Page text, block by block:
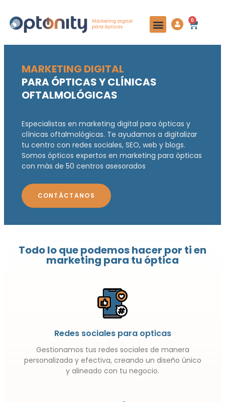
0
MARKETING DIGITAL
PARA ÓPTICAS Y CLÍNICAS
OFTALMOLÓGICAS
Especialistas en marketing digital para ópticas y
clínicas oftalmológicas. Te ayudamos a digitalizar
tu centro con redes sociales, SEO, web y blogs.
Somos ópticos expertos en marketing para ópticas
con más de 50 centros asesorados
CONTÁCTANOS
Todo lo que podemos hacer por ti en
marketing para tu óptica
Redes sociales para opticas
Gestionamos tus redes sociales de manera
personalizada y efectiva, creando un diseño único
y alineado con tu negocio.